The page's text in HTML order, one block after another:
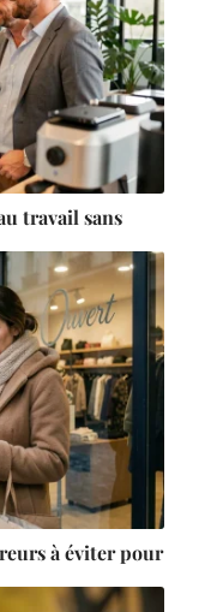
travail sans
à éviter pour